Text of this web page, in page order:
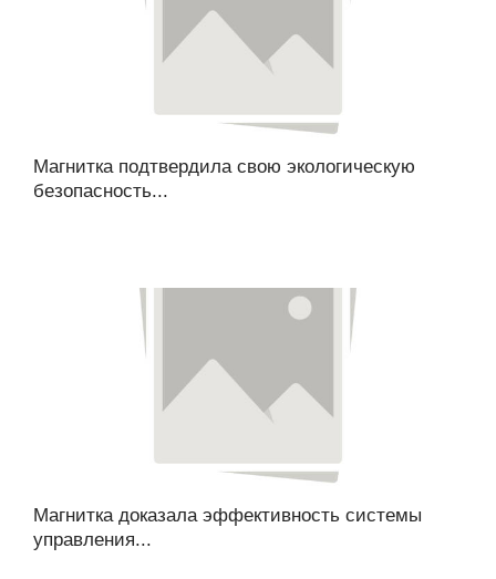
Магнитка подтвердила свою экологическую
безопасность...
Магнитка доказала эффективность системы
управления...